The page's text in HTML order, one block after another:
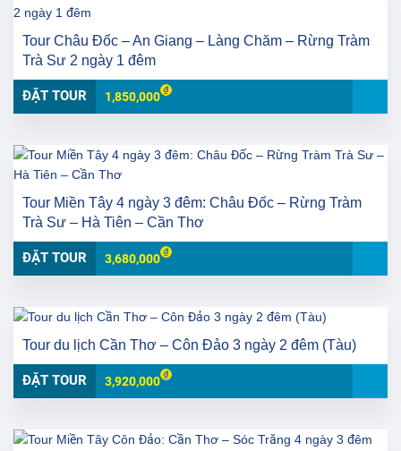
Tour Châu Đốc – An Giang – Làng Chăm – Rừng Tràm
Trà Sư 2 ngày 1 đêm
ĐẶT TOUR 1,850,000
Tour Miền Tây 4 ngày 3 đêm: Châu Đốc – Rừng Tràm
Trà Sư – Hà Tiên – Cần Thơ
ĐẶT TOUR 3,680,000
Tour du lịch Cần Thơ – Côn Đảo 3 ngày 2 đêm (Tàu)
ĐẶT TOUR 3,920,000